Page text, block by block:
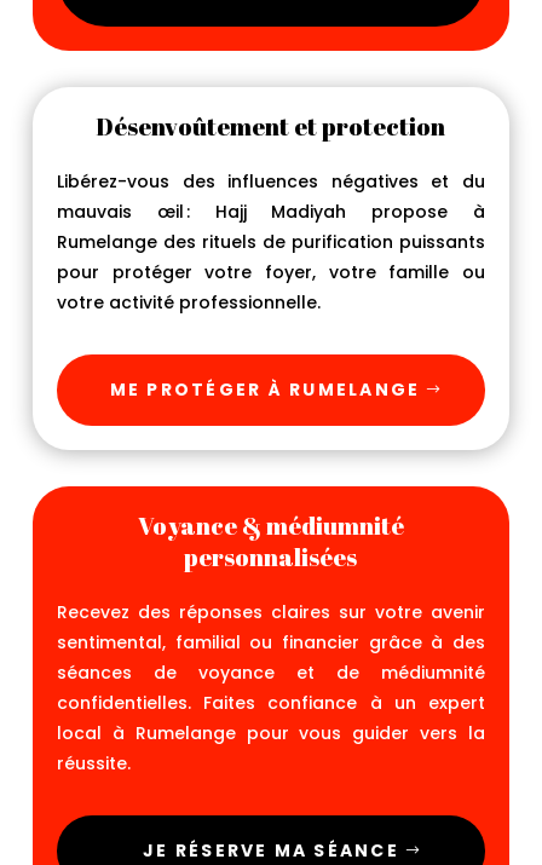
Désenvoûtement et protection
Libérez-vous des influences négatives et du
mauvais œil : Hajj Madiyah propose à
Rumelange des rituels de purification puissants
pour protéger votre foyer, votre famille ou
votre activité professionnelle.
ME PROTÉGER À RUMELANGE
Voyance & médiumnité
personnalisées
Recevez des réponses claires sur votre avenir
sentimental, familial ou financier grâce à des
séances de voyance et de médiumnité
confidentielles. Faites confiance à un expert
local à Rumelange pour vous guider vers la
réussite.
JE RÉSERVE MA SÉANCE